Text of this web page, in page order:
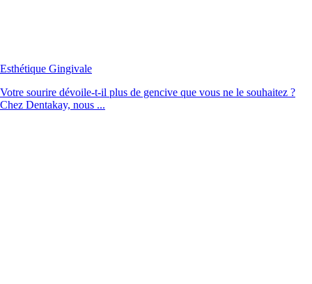
Esthétique Gingivale
Votre sourire dévoile-t-il plus de gencive que vous ne le souhaitez ?
Chez Dentakay, nous ...